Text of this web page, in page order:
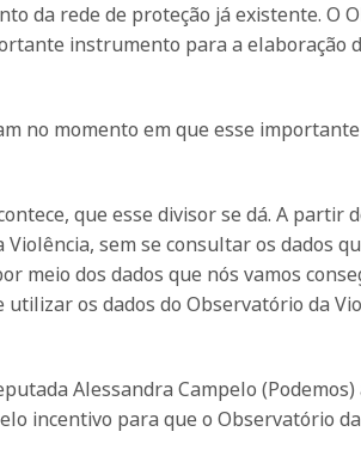
da rede de proteção já existente. O
instrumento para a elaboração
no momento em que esse
que esse divisor se dá. A partir
sem se consultar os dados
meio dos dados que nós vamos
os dados do Observatório da
Alessandra Campelo (Podemos)
incentivo para que o Observatório